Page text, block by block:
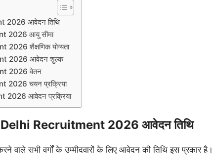
2026 आवेदन तिथि
2026 आयु सीमा
शैक्षणिक योग्यता
2026 आवेदन शुल्क
2026 वेतन
चयन प्रक्रिया
आवेदन प्रक्रिया
Recruitment 2026 आवेदन तिथि
सभी वर्गों के उम्मीदवारों के लिए आवेदन की तिथि इस प्रकार है।